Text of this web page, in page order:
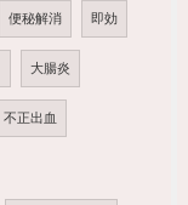
便秘解消 即効
大腸炎
不正出血